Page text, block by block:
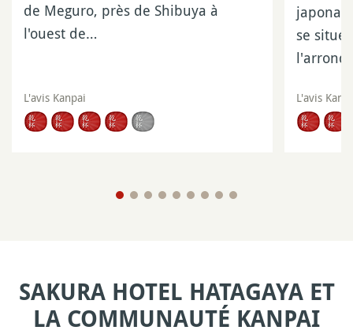
de Meguro, près de Shibuya à
l'ouest de…
L'avis Kanpai
se situe
L'avis
SAKURA HOTEL HATAGAYA ET
LA COMMUNAUTÉ KANPAI